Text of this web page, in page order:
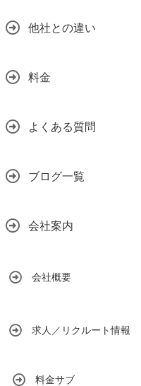
他社との違い
料金
よくある質問
ブログ一覧
会社案内
会社概要
求人／リクルート情報
料金サブ